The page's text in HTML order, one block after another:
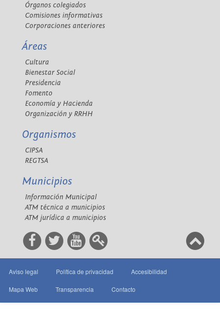
Órganos colegiados
Comisiones informativas
Corporaciones anteriores
Áreas
Cultura
Bienestar Social
Presidencia
Fomento
Economía y Hacienda
Organización y RRHH
Organismos
CIPSA
REGTSA
Municipios
Información Municipal
ATM técnica a municipios
ATM jurídica a municipios
Aviso legal Política de privacidad Accesibilidad
Mapa Web Transparencia Contacto